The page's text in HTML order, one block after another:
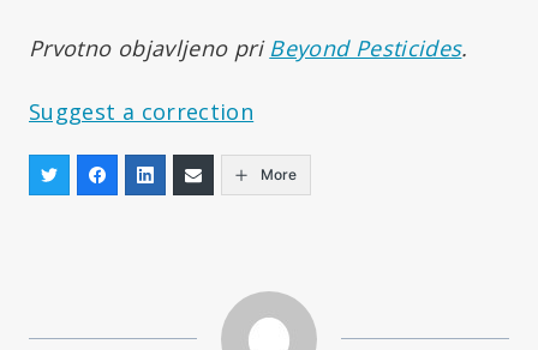
Prvotno objavljeno pri Beyond Pesticides.
Suggest a correction
More